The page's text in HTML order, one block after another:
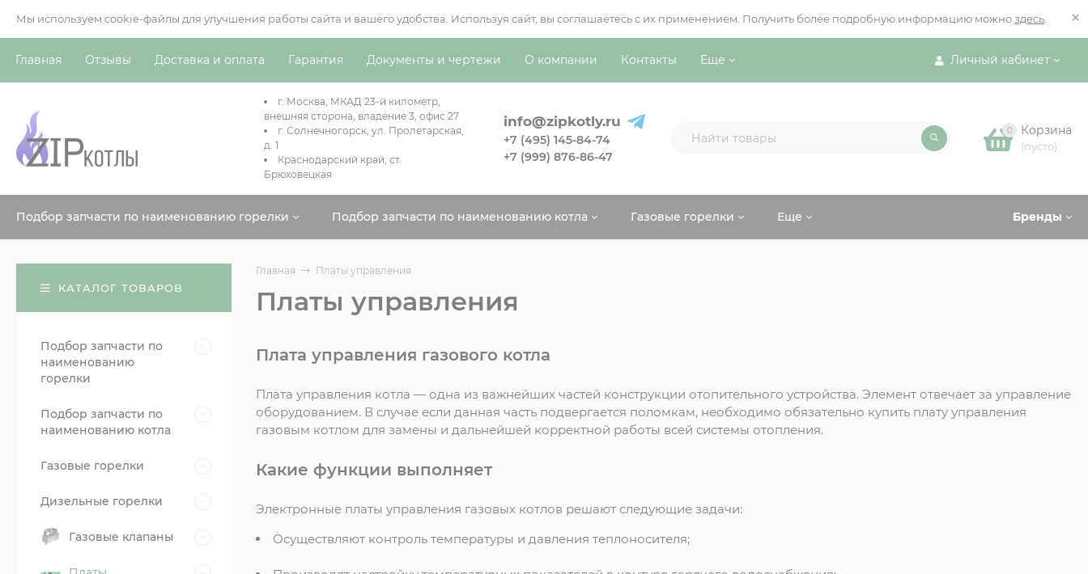
Мы используем cookie-файлы для улучшения работы сайта и вашего удобства. Используя сайт, вы соглашаетесь с их применением. Получить более подробную информацию можно здесь ×
Личный кабинет
Главная Отзывы Доставка и оплата Гарантия Документы и чертежи О компании Контакты Еще
г. Москва, МКАД 23-й километр,
внешняя сторона, владение 3, офис 27
г. Солнечногорск, ул. Пролетарская,
д. 1
Краснодарский край, ст.
Брюховецкая
info@zipkotly.ru
+7 (495) 145-84-74
+7 (999) 876-86-47
0 Корзина
(пусто)
Бренды
Подбор запчасти по наименованию горелки Подбор запчасти по наименованию котла Газовые горелки Еще
Главная Платы управления
Платы управления
Плата управления газового котла
Плата управления котла — одна из важнейших частей конструкции отопительного устройства. Элемент отвечает за управление
оборудованием. В случае если данная часть подвергается поломкам, необходимо обязательно купить плату управления
газовым котлом для замены и дальнейшей корректной работы всей системы отопления.
Какие функции выполняет
Электронные платы управления газовых котлов решают следующие задачи:
Осуществляют контроль температуры и давления теплоносителя;
КАТАЛОГ ТОВАРОВ
Подбор запчасти по
наименованию
горелки
Подбор запчасти по
наименованию котла
Газовые горелки
Дизельные горелки
Газовые клапаны